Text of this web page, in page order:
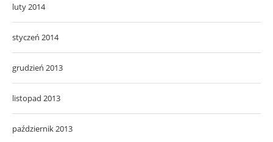
luty 2014
styczeń 2014
grudzień 2013
listopad 2013
październik 2013